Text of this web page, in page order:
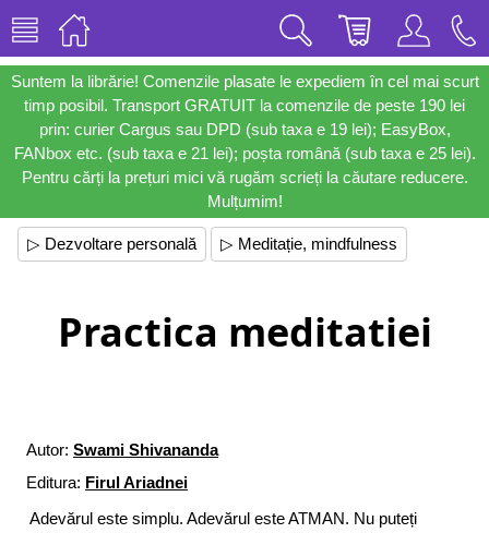
Suntem la librărie! Comenzile plasate le expediem în cel mai scurt
timp posibil. Transport GRATUIT la comenzile de peste 190 lei
prin: curier Cargus sau DPD (sub taxa e 19 lei); EasyBox,
FANbox etc. (sub taxa e 21 lei); poșta română (sub taxa e 25 lei).
Pentru cărți la prețuri mici vă rugăm scrieți la căutare reducere.
Mulțumim!
▷ Dezvoltare personală ▷ Meditație, mindfulness
Practica meditatiei
Autor: Swami Shivananda
Editura: Firul Ariadnei
Adevărul este simplu. Adevărul este ATMAN. Nu puteți